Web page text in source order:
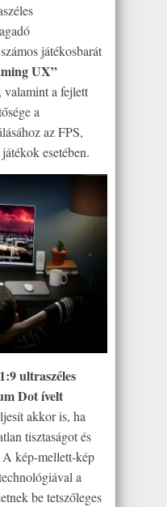
játékosbarát
UX”
, valamint a fejlett
a
az FPS,
esetében.
ultraszéles
Dot ívelt
akkor is, ha
tisztaságot és
kép-mellett-kép
a
be tetszőleges